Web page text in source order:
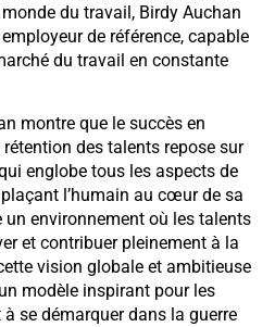
du travail, Birdy Auchan
de référence, capable
du travail en constante
montre que le succès en
des talents repose sur
englobe tous les aspects de
plaçant l’humain au cœur de sa
un environnement où les talents
et contribuer pleinement à la
vision globale et ambitieuse
modèle inspirant pour les
se démarquer dans la guerre